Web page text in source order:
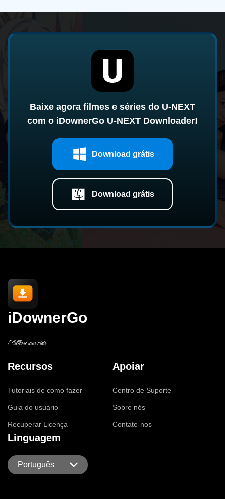
Baixe agora filmes e séries do U-NEXT
com o iDownerGo U-NEXT Downloader!
Download grátis
Download grátis
iDownerGo
Melhore sua vida
Recursos
Tutoriais de como fazer
Guia do usuário
Recuperar Licença
Apoiar
Centro de Suporte
Sobre nós
Contate-nos
Linguagem
Português